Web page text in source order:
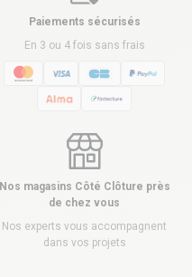
Paiements sécurisés
En 3 ou 4 fois sans frais
Nos magasins Côté Clôture près
de chez vous
Nos experts vous accompagnent
dans vos projets